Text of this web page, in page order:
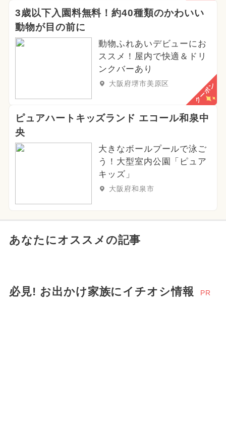
3歳以下入園料無料！約40種類のかわいい
動物が目の前に
動物ふれあいデビューにお
ススメ！屋内で快適＆ドリ
ンクバーあり
大阪府堺市美原区 クーポン
ピュアハートキッズランド エコール和泉中
央
大きなボールプールで泳ご
う！大型室内公園「ピュア
キッズ」
大阪府和泉市
あなたにオススメの記事
必見! お出かけ家族にイチオシ情報 PR